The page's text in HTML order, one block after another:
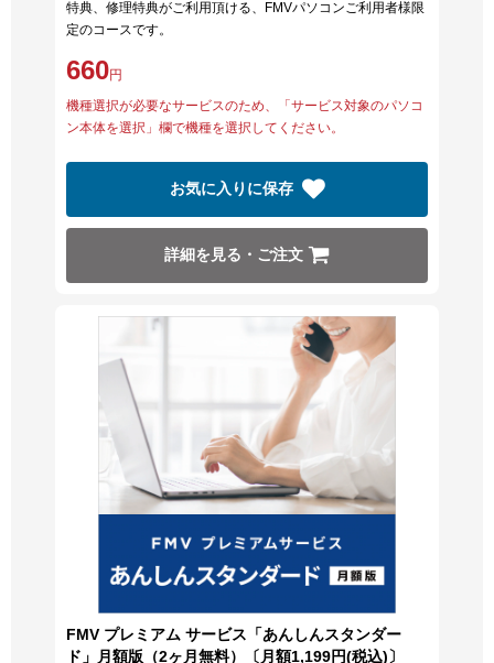
特典、修理特典がご利用頂ける、FMVパソコンご利用者様限
定のコースです。
660円
機種選択が必要なサービスのため、「サービス対象のパソコ
ン本体を選択」欄で機種を選択してください。
お気に入りに保存
詳細を見る・ご注文
FMV プレミアム サービス「あんしんスタンダー
ド」月額版（2ヶ月無料）〔月額1,199円(税込)〕